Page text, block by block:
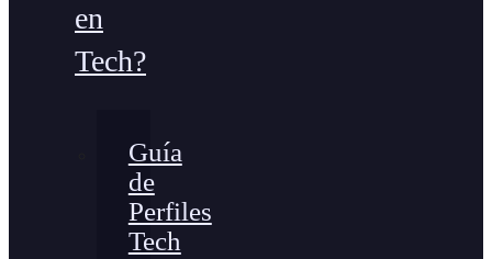
en
Tech?
Guía
de
Perfiles
Tech